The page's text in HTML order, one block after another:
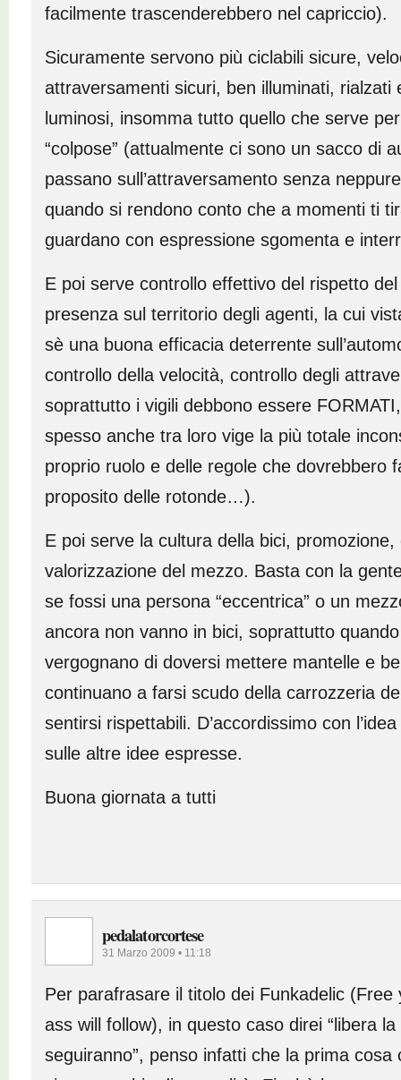
facilmente trascenderebbero nel capriccio).
Sicuramente servono più ciclabili sicure,
attraversamenti sicuri, ben illuminati, rialzati
luminosi, insomma tutto quello che serve
“colpose” (attualmente ci sono un sacco di
passano sull’attraversamento senza
quando si rendono conto che a momenti ti
guardano con espressione sgomenta e
E poi serve controllo effettivo del rispetto
presenza sul territorio degli agenti, la cui
sè una buona efficacia deterrente
controllo della velocità, controllo degli
soprattutto i vigili debbono essere
spesso anche tra loro vige la più totale
proprio ruolo e delle regole che dovrebbero
proposito delle rotonde…).
E poi serve la cultura della bici, promozione,
valorizzazione del mezzo. Basta con la
se fossi una persona “eccentrica” o un
ancora non vanno in bici, soprattutto
vergognano di doversi mettere mantelle e
continuano a farsi scudo della carrozzeria
sentirsi rispettabili. D’accordissimo con
sulle altre idee espresse.
Buona giornata a tutti
pedalatorcortese
31 Marzo 2009 • 11:18
Per parafrasare il titolo dei Funkadelic
ass will follow), in questo caso direi “libera
seguiranno”, penso infatti che la prima cosa